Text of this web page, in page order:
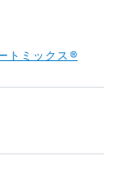
トミックス®